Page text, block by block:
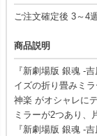
ご注文確定後 3～4
商品説明
『新劇場版 銀魂 -
イズの折り畳みミラ
神楽 がオシャレに
ミラーが2つあり、
『新劇場版 銀魂 -